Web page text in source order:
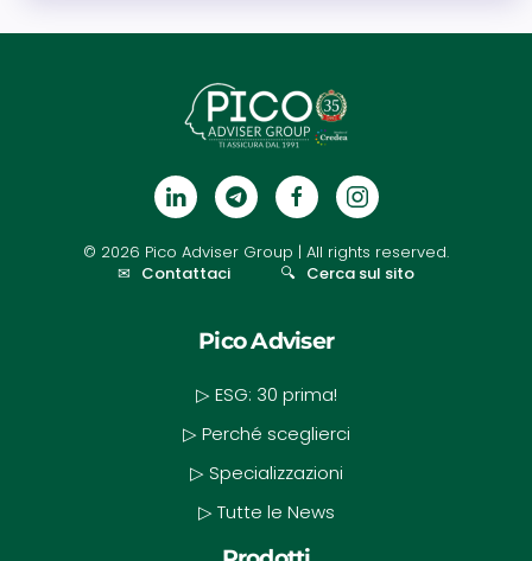
© 2026 Pico Adviser Group | All rights reserved.
✉ Contattaci 🔍 Cerca sul sito
Pico Adviser
▷ ESG: 30 prima!
▷ Perché sceglierci
▷ Specializzazioni
▷ Tutte le News